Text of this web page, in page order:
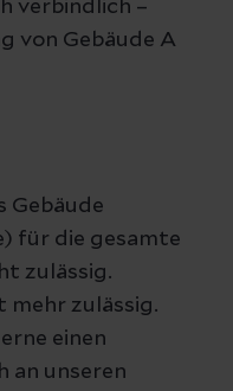
verbindlich –
von Gebäude A
Gebäude
für die gesamte
zulässig.
mehr zulässig.
einen
an unseren